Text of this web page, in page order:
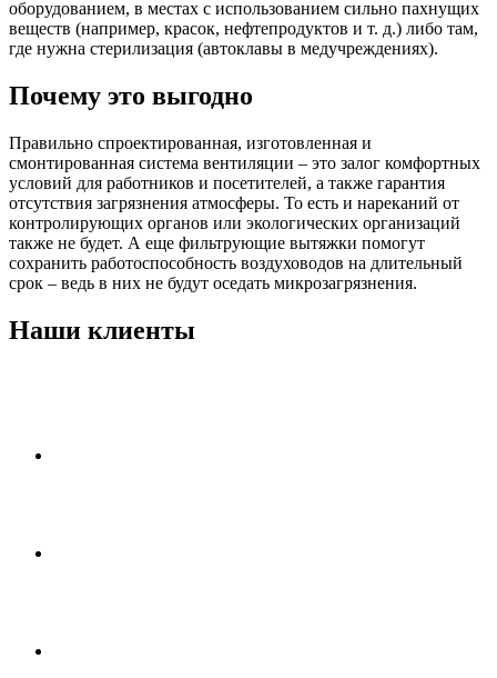
оборудованием, в местах с использованием сильно пахнущих
веществ (например, красок, нефтепродуктов и т. д.) либо там,
где нужна стерилизация (автоклавы в медучреждениях).
Почему это выгодно
Правильно спроектированная, изготовленная и
смонтированная система вентиляции – это залог комфортных
условий для работников и посетителей, а также гарантия
отсутствия загрязнения атмосферы. То есть и нареканий от
контролирующих органов или экологических организаций
также не будет. А еще фильтрующие вытяжки помогут
сохранить работоспособность воздуховодов на длительный
срок – ведь в них не будут оседать микрозагрязнения.
Наши клиенты